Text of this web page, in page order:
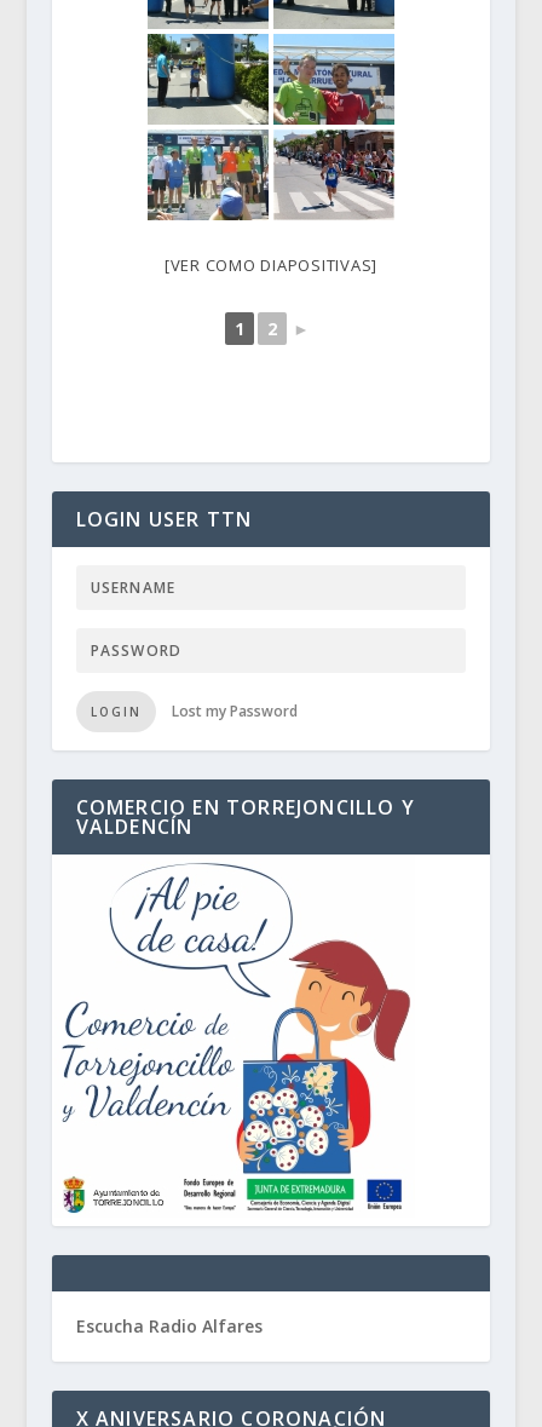
[VER COMO DIAPOSITIVAS]
1 2 ►
LOGIN USER TTN
LOGIN Lost my Password
COMERCIO EN TORREJONCILLO Y
VALDENCÍN
Escucha Radio Alfares
X ANIVERSARIO CORONACIÓN